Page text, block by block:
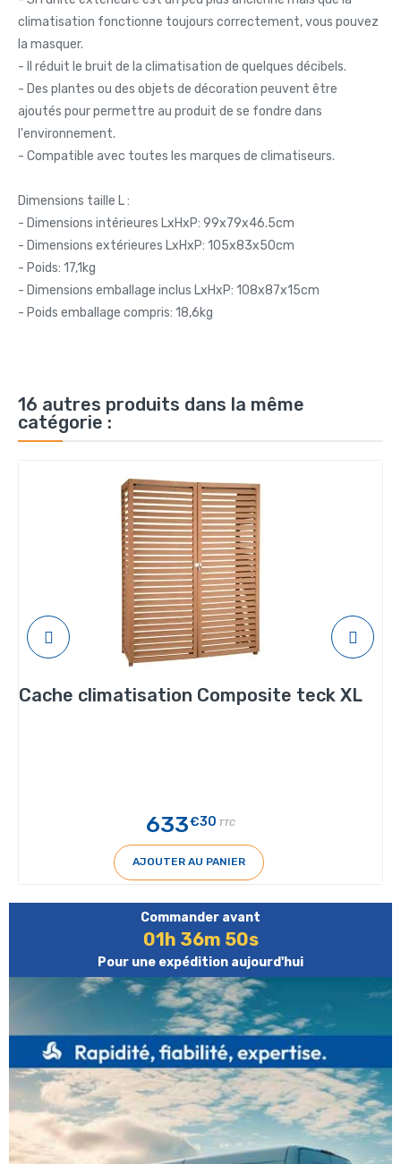
Commander avant
01h 36m 50s
Pour une expédition aujourd'hui
climatisation fonctionne toujours correctement, vous pouvez
la masquer.
- Il réduit le bruit de la climatisation de quelques décibels.
- Des plantes ou des objets de décoration peuvent être
ajoutés pour permettre au produit de se fondre dans
l'environnement.
- Compatible avec toutes les marques de climatiseurs.
Dimensions taille L :
- Dimensions intérieures LxHxP: 99x79x46.5cm
- Dimensions extérieures LxHxP: 105x83x50cm
- Poids: 17,1kg
- Dimensions emballage inclus LxHxP: 108x87x15cm
- Poids emballage compris: 18,6kg
16 autres produits dans la même
catégorie :
Cache climatisation Composite teck XL
633€30 TTC
AJOUTER AU PANIER